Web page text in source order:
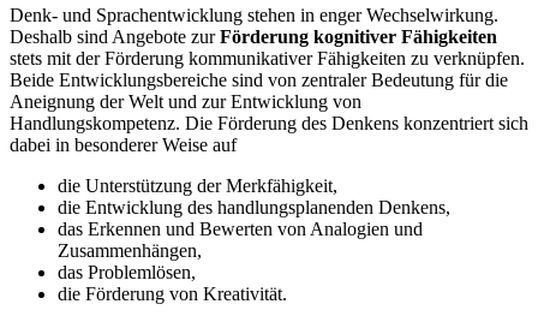
Denk- und Sprachentwicklung stehen in enger Wechselwirkung.
Deshalb sind Angebote zurFörderung kognitiver Fähigkeiten
stets mit der Förderung kommunikativer Fähigkeiten zu verknüpfen.
Beide Entwicklungsbereiche sind von zentraler Bedeutung für die
Aneignung der Welt und zur Entwicklung von
Handlungskompetenz. Die Förderung des Denkens konzentriert sich
dabei in besonderer Weise auf
die Unterstützung der Merkfähigkeit,
die Entwicklung des handlungsplanenden Denkens,
das Erkennen und Bewerten von Analogien und
Zusammenhängen,
das Problemlösen,
die Förderung von Kreativität.